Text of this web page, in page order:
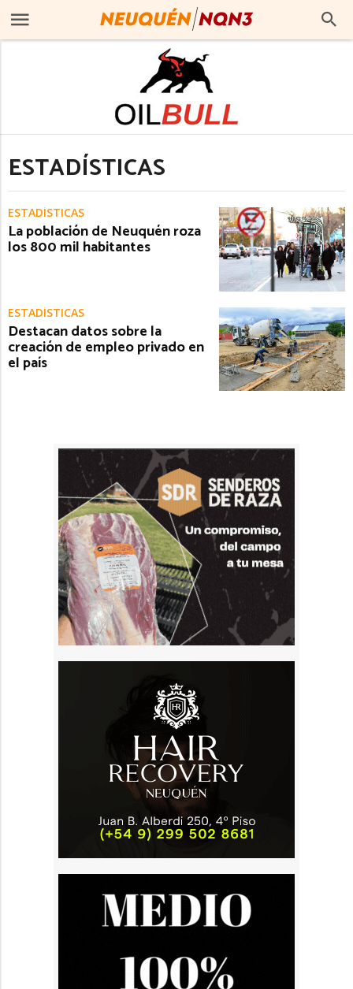
ESTADÍSTICAS
ESTADÍSTICAS
La población de Neuquén roza
los 800 mil habitantes
ESTADÍSTICAS
Destacan datos sobre la
creación de empleo privado en
el país